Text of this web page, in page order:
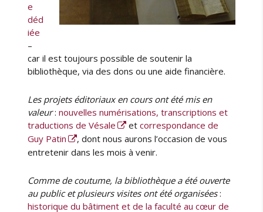
e
déd
iée
–
car il est toujours possible de soutenir la
bibliothèque, via des dons ou une aide financière.
Les projets éditoriaux en cours ont été mis en
valeur:nouvelles numérisations, transcriptions et
traductions de Vésale
etcorrespondance de
Guy Patin
, dont nous aurons l’occasion de vous
entretenir dans les mois à venir.
Comme de coutume, la bibliothèque a été ouverte
au public et plusieurs visites ont été organisées:
historique du bâtiment et de la faculté au cœur de